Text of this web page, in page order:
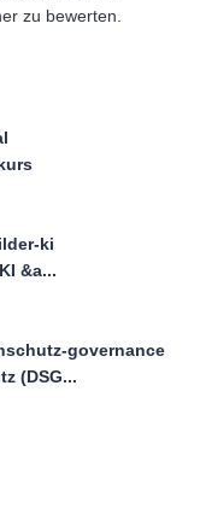
zu bewerten.
&a...
(DSG...